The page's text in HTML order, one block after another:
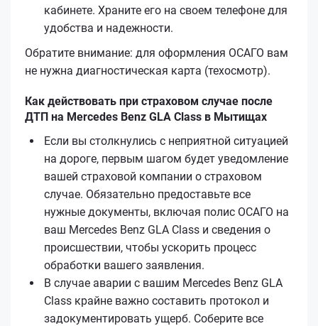
кабинете. Храните его на своем телефоне для
удобства и надежности.
Обратите внимание: для оформления ОСАГО вам
не нужна диагностическая карта (техосмотр).
Как действовать при страховом случае после
ДТП на Mercedes Benz GLA Class в Мытищах
Если вы столкнулись с неприятной ситуацией
на дороге, первым шагом будет уведомление
вашей страховой компании о страховом
случае. Обязательно предоставьте все
нужные документы, включая полис ОСАГО на
ваш Mercedes Benz GLA Class и сведения о
происшествии, чтобы ускорить процесс
обработки вашего заявления.
В случае аварии с вашим Mercedes Benz GLA
Class крайне важно составить протокол и
задокументировать ущерб. Соберите все